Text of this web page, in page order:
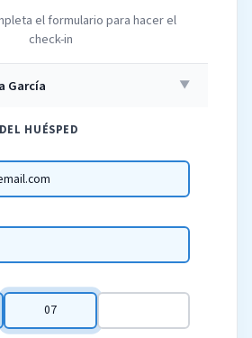
el formulario para hacer el
check-in
García ▼
HUÉSPED
07